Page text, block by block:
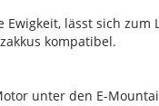
lässt sich
kompatibel.
unter den E-